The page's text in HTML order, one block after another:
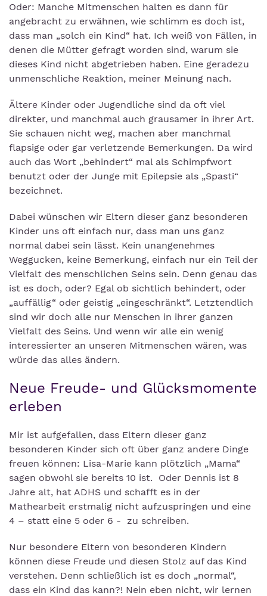
Oder: Manche Mitmenschen halten es dann für
angebracht zu erwähnen, wie schlimm es doch ist,
dass man „solch ein Kind“ hat. Ich weiß von Fällen, in
denen die Mütter gefragt worden sind, warum sie
dieses Kind nicht abgetrieben haben. Eine geradezu
unmenschliche Reaktion, meiner Meinung nach.
Ältere Kinder oder Jugendliche sind da oft viel
direkter, und manchmal auch grausamer in ihrer Art.
Sie schauen nicht weg, machen aber manchmal
flapsige oder gar verletzende Bemerkungen. Da wird
auch das Wort „behindert“ mal als Schimpfwort
benutzt oder der Junge mit Epilepsie als „Spasti“
bezeichnet.
Dabei wünschen wir Eltern dieser ganz besonderen
Kinder uns oft einfach nur, dass man uns ganz
normal dabei sein lässt. Kein unangenehmes
Weggucken, keine Bemerkung, einfach nur ein Teil der
Vielfalt des menschlichen Seins sein. Denn genau das
ist es doch, oder? Egal ob sichtlich behindert, oder
„auffällig“ oder geistig „eingeschränkt“. Letztendlich
sind wir doch alle nur Menschen in ihrer ganzen
Vielfalt des Seins. Und wenn wir alle ein wenig
interessierter an unseren Mitmenschen wären, was
würde das alles ändern.
Neue Freude- und Glücksmomente
erleben
Mir ist aufgefallen, dass Eltern dieser ganz
besonderen Kinder sich oft über ganz andere Dinge
freuen können: Lisa-Marie kann plötzlich „Mama“
sagen obwohl sie bereits 10 ist. Oder Dennis ist 8
Jahre alt, hat ADHS und schafft es in der
Mathearbeit erstmalig nicht aufzuspringen und eine
4 – statt eine 5 oder 6 - zu schreiben.
Nur besondere Eltern von besonderen Kindern
können diese Freude und diesen Stolz auf das Kind
verstehen. Denn schließlich ist es doch „normal“,
dass ein Kind das kann?! Nein eben nicht, wir lernen